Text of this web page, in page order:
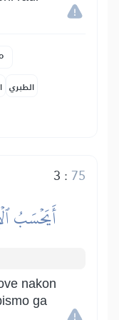
الطبري
3 : 75
أَيَحۡسَبُ
nakon
ga